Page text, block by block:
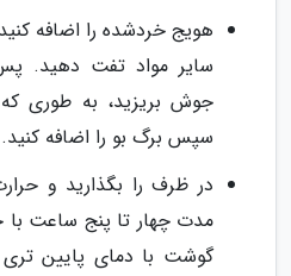
هویج خردشده را اضافه
سایر مواد تفت دهید.
جوش بریزید، به طوری
سپس برگ بو را اضافه کنید.
در ظرف را بگذارید و
مدت چهار تا پنج ساعت با
گوشت با دمای پایین تری